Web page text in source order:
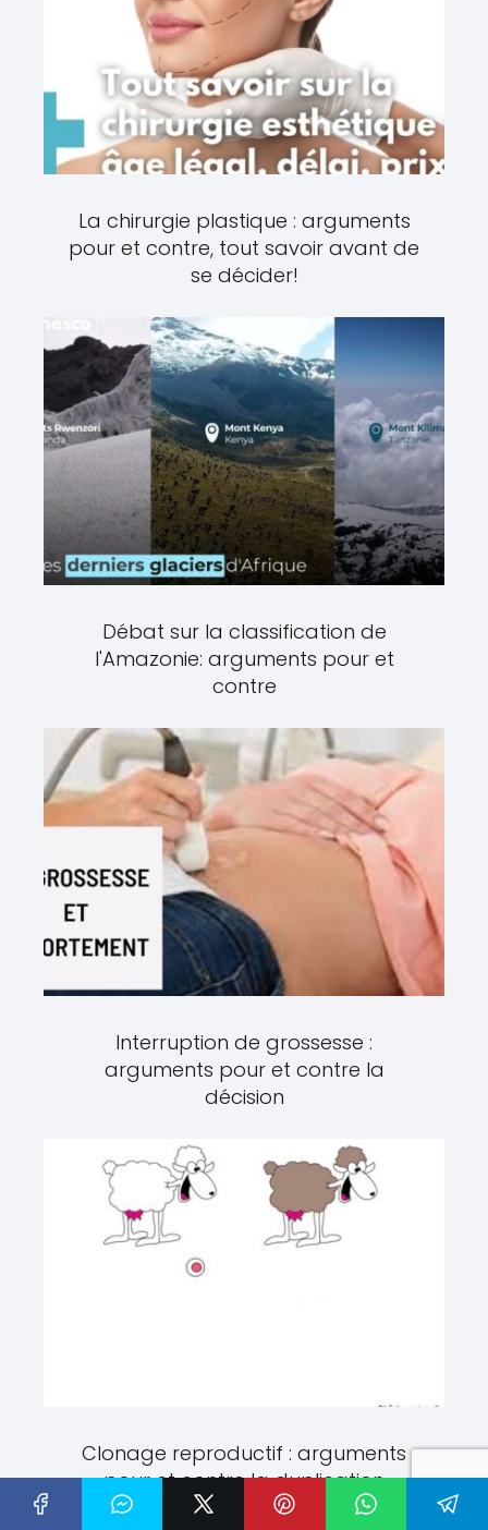
La chirurgie plastique : arguments
pour et contre, tout savoir avant de
se décider!
Débat sur la classification de
l'Amazonie: arguments pour et
contre
Interruption de grossesse :
arguments pour et contre la
décision
Clonage reproductif : arguments
pour et contre la duplication
génétique